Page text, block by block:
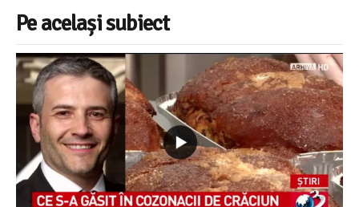
Pe același subiect